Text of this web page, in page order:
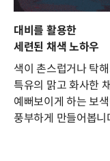
대비를 활용한
세련된 채색 노하우
색이 촌스럽거나 탁
특유의 맑고 화사한
예뻐보이게 하는 보
풍부하게 만들어봅니